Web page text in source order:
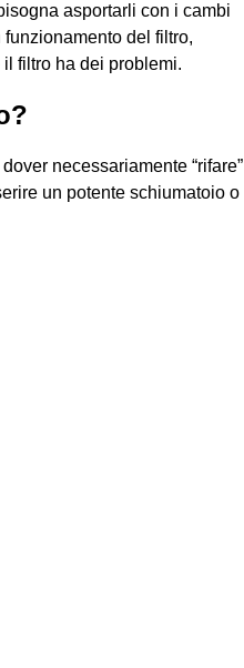
asportarli con i cambi
del filtro,
filtro ha dei problemi.
necessariamente “rifare”
un potente schiumatoio o